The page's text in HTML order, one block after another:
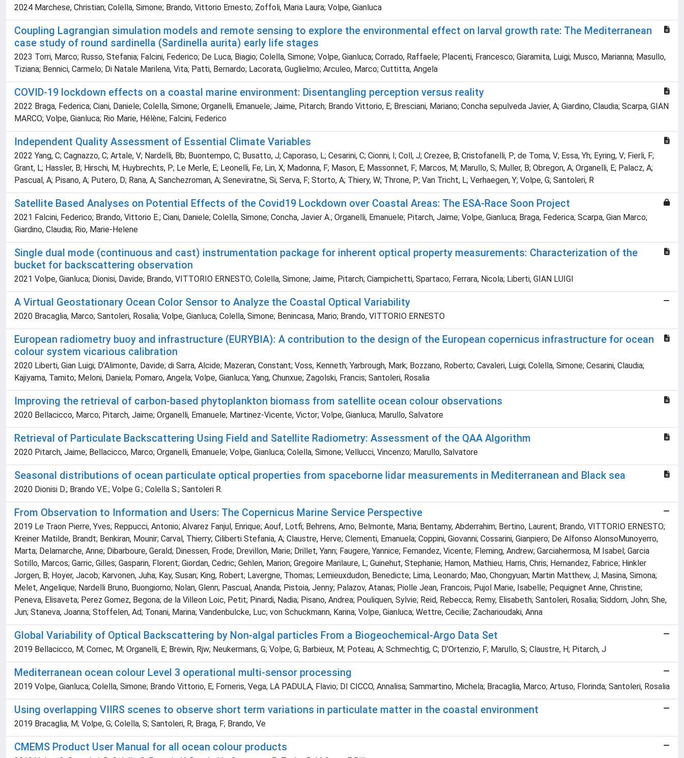
2024 Marchese, Christian; Colella, Simone; Brando, Vittorio Ernesto; Zoffoli, Maria Laura; Volpe, Gianluca
Coupling Lagrangian simulation models and remote sensing to explore the environmental effect on larval growth rate: The Mediterranean
case study of round sardinella (Sardinella aurita) early life stages
2023 Torri, Marco; Russo, Stefania; Falcini, Federico; De Luca, Biagio; Colella, Simone; Volpe, Gianluca; Corrado, Raffaele; Placenti, Francesco; Giaramita, Luigi; Musco, Marianna; Masullo,
Tiziana; Bennici, Carmelo; Di Natale Marilena, Vita; Patti, Bernardo; Lacorata, Guglielmo; Arculeo, Marco; Cuttitta, Angela
COVID-19 lockdown effects on a coastal marine environment: Disentangling perception versus reality
2022 Braga, Federica; Ciani, Daniele; Colella, Simone; Organelli, Emanuele; Jaime, Pitarch; Brando Vittorio, E; Bresciani, Mariano; Concha sepulveda Javier, A; Giardino, Claudia; Scarpa, GIAN
MARCO; Volpe, Gianluca; Rio Marie, Hélène; Falcini, Federico
Independent Quality Assessment of Essential Climate Variables
2022 Yang, C; Cagnazzo, C; Artale, V; Nardelli, Bb; Buontempo, C; Busatto, J; Caporaso, L; Cesarini, C; Cionni, I; Coll, J; Crezee, B; Cristofanelli, P; de Toma, V; Essa, Yh; Eyring, V; Fierli, F;
Grant, L; Hassler, B; Hirschi, M; Huybrechts, P; Le Merle, E; Leonelli, Fe; Lin, X; Madonna, F; Mason, E; Massonnet, F; Marcos, M; Marullo, S; Muller, B; Obregon, A; Organelli, E; Palacz, A;
Pascual, A; Pisano, A; Putero, D; Rana, A; Sanchezroman, A; Seneviratne, Si; Serva, F; Storto, A; Thiery, W; Throne, P; Van Tricht, L; Verhaegen, Y; Volpe, G; Santoleri, R
Satellite Based Analyses on Potential Effects of the Covid19 Lockdown over Coastal Areas: The ESA-Race Soon Project
2021 Falcini, Federico; Brando, Vittorio E.; Ciani, Daniele; Colella, Simone; Concha, Javier A.; Organelli, Emanuele; Pitarch, Jaime; Volpe, Gianluca; Braga, Federica; Scarpa, Gian Marco;
Giardino, Claudia; Rio, Marie-Helene
Single dual mode (continuous and cast) instrumentation package for inherent optical property measurements: Characterization of the
bucket for backscattering observation
2021 Volpe, Gianluca; Dionisi, Davide; Brando, VITTORIO ERNESTO; Colella, Simone; Jaime, Pitarch; Ciampichetti, Spartaco; Ferrara, Nicola; Liberti, GIAN LUIGI
A Virtual Geostationary Ocean Color Sensor to Analyze the Coastal Optical Variability
2020 Bracaglia, Marco; Santoleri, Rosalia; Volpe, Gianluca; Colella, Simone; Benincasa, Mario; Brando, VITTORIO ERNESTO
European radiometry buoy and infrastructure (EURYBIA): A contribution to the design of the European copernicus infrastructure for ocean
colour system vicarious calibration
2020 Liberti, Gian Luigi; D'Alimonte, Davide; di Sarra, Alcide; Mazeran, Constant; Voss, Kenneth; Yarbrough, Mark; Bozzano, Roberto; Cavaleri, Luigi; Colella, Simone; Cesarini, Claudia;
Kajiyama, Tamito; Meloni, Daniela; Pomaro, Angela; Volpe, Gianluca; Yang, Chunxue; Zagolski, Francis; Santoleri, Rosalia
Improving the retrieval of carbon-based phytoplankton biomass from satellite ocean colour observations
2020 Bellacicco, Marco; Pitarch, Jaime; Organelli, Emanuele; Martinez-Vicente, Victor; Volpe, Gianluca; Marullo, Salvatore
Retrieval of Particulate Backscattering Using Field and Satellite Radiometry: Assessment of the QAA Algorithm
2020 Pitarch, Jaime; Bellacicco, Marco; Organelli, Emanuele; Volpe, Gianluca; Colella, Simone; Vellucci, Vincenzo; Marullo, Salvatore
Seasonal distributions of ocean particulate optical properties from spaceborne lidar measurements in Mediterranean and Black sea
2020 Dionisi D.; Brando V.E.; Volpe G.; Colella S.; Santoleri R.
From Observation to Information and Users: The Copernicus Marine Service Perspective
2019 Le Traon Pierre, Yves; Reppucci, Antonio; Alvarez Fanjul, Enrique; Aouf, Lotfi; Behrens, Arno; Belmonte, Maria; Bentamy, Abderrahim; Bertino, Laurent; Brando, VITTORIO ERNESTO;
Kreiner Matilde, Brandt; Benkiran, Mounir; Carval, Thierry; Ciliberti Stefania, A; Claustre, Herve; Clementi, Emanuela; Coppini, Giovanni; Cossarini, Gianpiero; De Alfonso AlonsoMunoyerro,
Marta; Delamarche, Anne; Dibarboure, Gerald; Dinessen, Frode; Drevillon, Marie; Drillet, Yann; Faugere, Yannice; Fernandez, Vicente; Fleming, Andrew; Garciahermosa, M Isabel; Garcia
Sotillo, Marcos; Garric, Gilles; Gasparin, Florent; Giordan, Cedric; Gehlen, Marion; Gregoire Marilaure, L; Guinehut, Stephanie; Hamon, Mathieu; Harris, Chris; Hernandez, Fabrice; Hinkler
Jorgen, B; Hoyer, Jacob; Karvonen, Juha; Kay, Susan; King, Robert; Lavergne, Thomas; Lemieuxdudon, Benedicte; Lima, Leonardo; Mao, Chongyuan; Martin Matthew, J; Masina, Simona;
Melet, Angelique; Nardelli Bruno, Buongiorno; Nolan, Glenn; Pascual, Ananda; Pistoia, Jenny; Palazov, Atanas; Piolle Jean, Francois; Pujol Marie, Isabelle; Pequignet Anne, Christine;
Peneva, Elisaveta; Perez Gomez, Begona; de la Villeon Loic, Petit; Pinardi, Nadia; Pisano, Andrea; Pouliquen, Sylvie; Reid, Rebecca; Remy, Elisabeth; Santoleri, Rosalia; Siddorn, John; She,
Jun; Staneva, Joanna; Stoffelen, Ad; Tonani, Marina; Vandenbulcke, Luc; von Schuckmann, Karina; Volpe, Gianluca; Wettre, Cecilie; Zacharioudaki, Anna
Global Variability of Optical Backscattering by Non-algal particles From a Biogeochemical-Argo Data Set
2019 Bellacicco, M; Cornec, M; Organelli, E; Brewin, Rjw; Neukermans, G; Volpe, G; Barbieux, M; Poteau, A; Schmechtig, C; D'Ortenzio, F; Marullo, S; Claustre, H; Pitarch, J
Mediterranean ocean colour Level 3 operational multi-sensor processing
2019 Volpe, Gianluca; Colella, Simone; Brando Vittorio, E; Forneris, Vega; LA PADULA, Flavio; DI CICCO, Annalisa; Sammartino, Michela; Bracaglia, Marco; Artuso, Florinda; Santoleri, Rosalia
Using overlapping VIIRS scenes to observe short term variations in particulate matter in the coastal environment
2019 Bracaglia, M; Volpe, G; Colella, S; Santoleri, R; Braga, F; Brando, Ve
CMEMS Product User Manual for all ocean colour products